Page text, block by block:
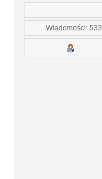
Wiadomości: 533